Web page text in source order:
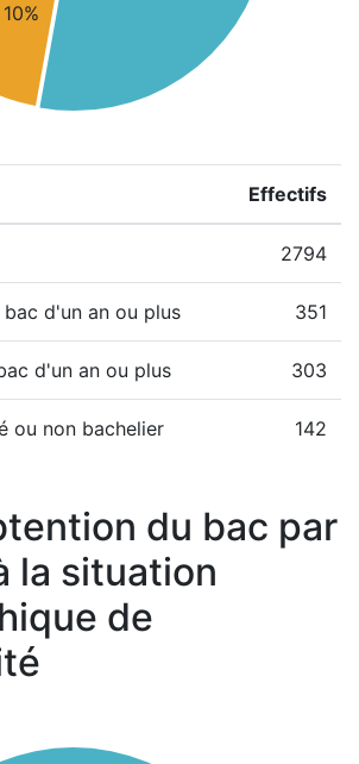
10%
Effectifs
2794
bac d'un an ou plus 351
d'un an ou plus 303
ou non bachelier 142
du bac par
la situation
de